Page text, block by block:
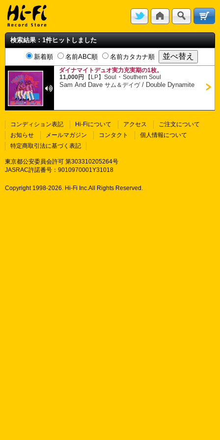
検索結果：1件ヒットしました
新着順 名前ABC順 名前カタカナ順
ダイナマイトデュオ実力充実期の1枚。
11,000円
【LP】Soul ・Southern Soul
Sam And Daveサム＆デイヴ/ Double Dynamite
コンディション表記 Hi-Fiについて アクセス
ご注文について
お知らせ
メールマガジン コンタクト
個人情報について
特定商取引法に基づく表記
東京都公安委員会許可 第303310205264号
JASRAC許諾番号：9010970001Y31018
Copyright 1998-2026. Hi-Fi Inc.All Rights Reserved.